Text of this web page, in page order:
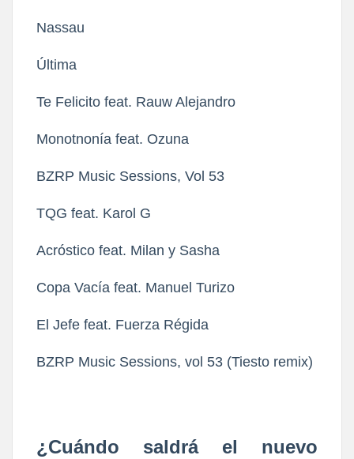
Nassau
Última
Te Felicito feat. Rauw Alejandro
Monotnonía feat. Ozuna
BZRP Music Sessions, Vol 53
TQG feat. Karol G
Acróstico feat. Milan y Sasha
Copa Vacía feat. Manuel Turizo
El Jefe feat. Fuerza Régida
BZRP Music Sessions, vol 53 (Tiesto remix)
¿Cuándo saldrá el nuevo